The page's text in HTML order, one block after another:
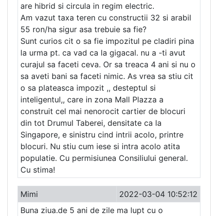
are hibrid si circula in regim electric.
Am vazut taxa teren cu constructii 32 si arabil
55 ron/ha sigur asa trebuie sa fie?
Sunt curios cit o sa fie impozitul pe cladiri pina
la urma pt. ca vad ca la gigacal. nu a -ti avut
curajul sa faceti ceva. Or sa treaca 4 ani si nu o
sa aveti bani sa faceti nimic. As vrea sa stiu cit
o sa plateasca impozit ,, desteptul si
inteligentul,, care in zona Mall Plazza a
construit cel mai nenorocit cartier de blocuri
din tot Drumul Taberei, densitate ca la
Singapore, e sinistru cind intrii acolo, printre
blocuri. Nu stiu cum iese si intra acolo atita
populatie. Cu permisiunea Consiliului general.
Cu stima!
Mimi
2022-03-04 10:52:12
Buna ziua.de 5 ani de zile ma lupt cu o